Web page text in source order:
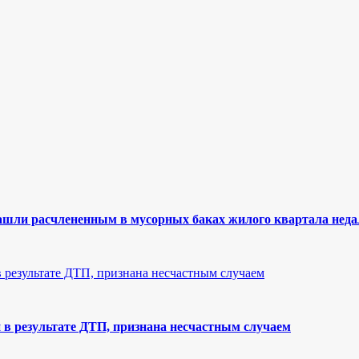
расчлененным в мусорных баках жилого квартала
ДТП, признана несчастным случаем